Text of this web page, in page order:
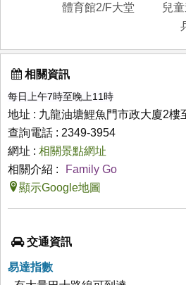
體育館2/F大堂
兒
相關資訊
每日上午7時至晚上11時
地址 : 九龍油塘鯉魚門市政大廈2樓
查詢電話 : 2349-3954
網址 : 相關景點網址
相關介紹 :
Family Go
顯示Google地圖
交通資訊
易達指數